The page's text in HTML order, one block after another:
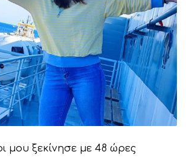
μου ξεκίνησε με 48 ώρες